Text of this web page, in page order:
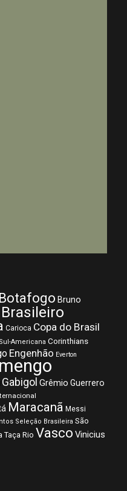
Botafogo Bruno
Carioca Copa do Brasil
Americana Corinthians
Engenhão Everton
Gabigol Grêmio Guerrero
Maracanã Messi
Seleção Brasileira São
Taça Rio Vasco Vinicius